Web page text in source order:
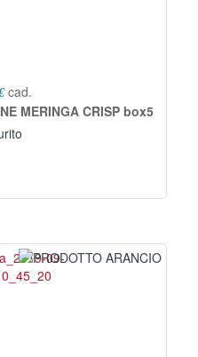
cad.
MERINGA CRISP box5